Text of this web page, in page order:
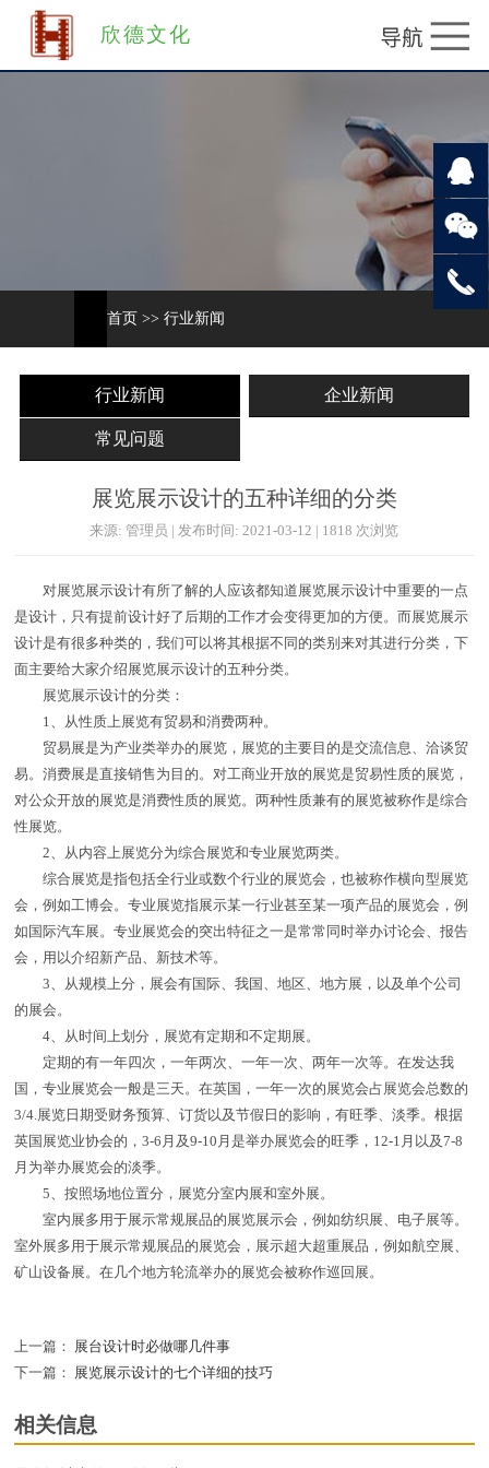
欣德文化
首页 >> 行业新闻
行业新闻 企业新闻
常见问题
展览展示设计的五种详细的分类
来源: 管理员 | 发布时间: 2021-03-12 | 1818 次浏览
对展览展示设计有所了解的人应该都知道展览展示设计中重要的一点
是设计，只有提前设计好了后期的工作才会变得更加的方便。而展览展示
设计是有很多种类的，我们可以将其根据不同的类别来对其进行分类，下
面主要给大家介绍展览展示设计的五种分类。
展览展示设计的分类：
1、从性质上展览有贸易和消费两种。
贸易展是为产业类举办的展览，展览的主要目的是交流信息、洽谈贸
易。消费展是直接销售为目的。对工商业开放的展览是贸易性质的展览，
对公众开放的展览是消费性质的展览。两种性质兼有的展览被称作是综合
性展览。
2、从内容上展览分为综合展览和专业展览两类。
综合展览是指包括全行业或数个行业的展览会，也被称作横向型展览
会，例如工博会。专业展览指展示某一行业甚至某一项产品的展览会，例
如国际汽车展。专业展览会的突出特征之一是常常同时举办讨论会、报告
会，用以介绍新产品、新技术等。
3、从规模上分，展会有国际、我国、地区、地方展，以及单个公司
的展会。
4、从时间上划分，展览有定期和不定期展。
定期的有一年四次，一年两次、一年一次、两年一次等。在发达我
国，专业展览会一般是三天。在英国，一年一次的展览会占展览会总数的
3/4.展览日期受财务预算、订货以及节假日的影响，有旺季、淡季。根据
英国展览业协会的，3-6月及9-10月是举办展览会的旺季，12-1月以及7-8
月为举办展览会的淡季。
5、按照场地位置分，展览分室内展和室外展。
室内展多用于展示常规展品的展览展示会，例如纺织展、电子展等。
室外展多用于展示常规展品的展览会，展示超大超重展品，例如航空展、
矿山设备展。在几个地方轮流举办的展览会被称作巡回展。
上一篇：
展台设计时必做哪几件事
下一篇：
展览展示设计的七个详细的技巧
相关信息